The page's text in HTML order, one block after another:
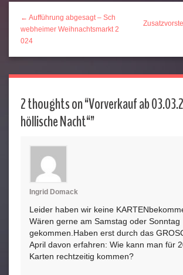
← Aufführung abgesagt – Sch
webheimer Weihnachtsmarkt 2
024
2 thoughts on “Vorverkauf ab
höllische Nacht“”
Ingrid Domack
Leider haben wir keine
Wären gerne am Samstag oder Sonntag
gekommen.Haben erst durch das
April davon erfahren: Wie kann man für
Karten rechtzeitig kommen?